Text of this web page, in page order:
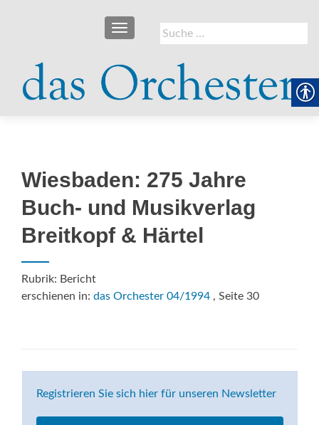
Suche
nach:
SCHALTE NAVIGATION
Wiesbaden: 275 Jahre
Buch- und Musikverlag
Breitkopf & Härtel
Rubrik: Bericht
erschienen in: das Orchester 04/1994 , Seite 30
Registrieren Sie sich hier für unseren Newsletter